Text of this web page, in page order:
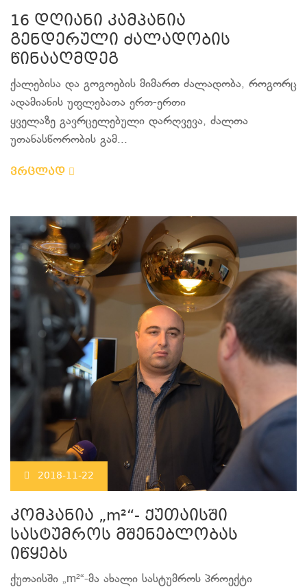
16 დღიანი კამპანია
გენდერული ძალადობის
წინააღმდეგ
ქალებისა და გოგოების მიმართ ძალადობა, როგორც
ადამიანის უფლებათა ერთ-ერთი
ყველაზე გავრცელებული დარღვევა, ძალთა
უთანასწორობის გამ...
ვრცლად
2018-11-22
კომპანია „m²“- ქუთაისში
სასტუმროს მშენებლობას
იწყებს
ქუთაისში „m²“-მა ახალი სასტუმროს პროექტი